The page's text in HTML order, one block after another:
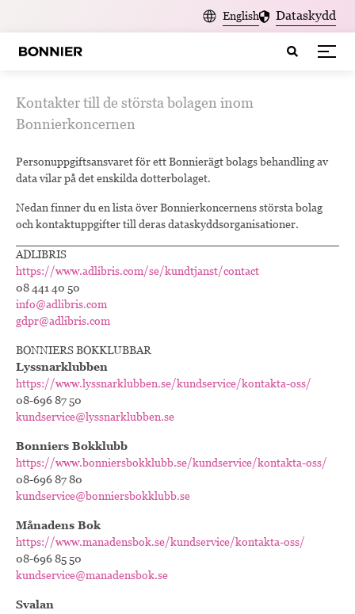
English Dataskydd
Kontakter till de största bolagen inom
Bonnierkoncernen
Personuppgiftsansvaret för ett Bonnierägt bolags behandling av
data vilar på det enskilda dotterbolaget.
Nedan finner du en lista över Bonnierkoncernens största bolag
och kontaktuppgifter till deras dataskyddsorganisationer.
ADLIBRIS
https://www.adlibris.com/se/kundtjanst/contact
08 441 40 50
info@adlibris.com
gdpr@adlibris.com
BONNIERS BOKKLUBBAR
Lyssnarklubben
https://www.lyssnarklubben.se/kundservice/kontakta-oss/
08-696 87 50
kundservice@lyssnarklubben.se
Bonniers Bokklubb
https://www.bonniersbokklubb.se/kundservice/kontakta-oss/
08-696 87 80
kundservice@bonniersbokklubb.se
Månadens Bok
https://www.manadensbok.se/kundservice/kontakta-oss/
08-696 85 50
kundservice@manadensbok.se
Svalan